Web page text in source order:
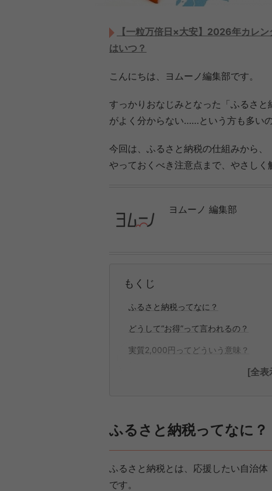
【一粒万倍日×大安】2026年カレ
はいつ？
こんにちは、ヨムーノ編集部です。
すっかりおなじみとなった「ふるさ
がよく分からない……という方も多い
今回は、ふるさと納税の仕組みから
やっておくべき注意点まで、やさしく
ヨムーノ 編集部
もくじ
ふるさと納税ってなに？
どうして“お得”って言われるの？
実質2,000円ってどういう意味？
[全表
ふるさと納税ってなに？
ふるさと納税とは、応援したい自治
です。